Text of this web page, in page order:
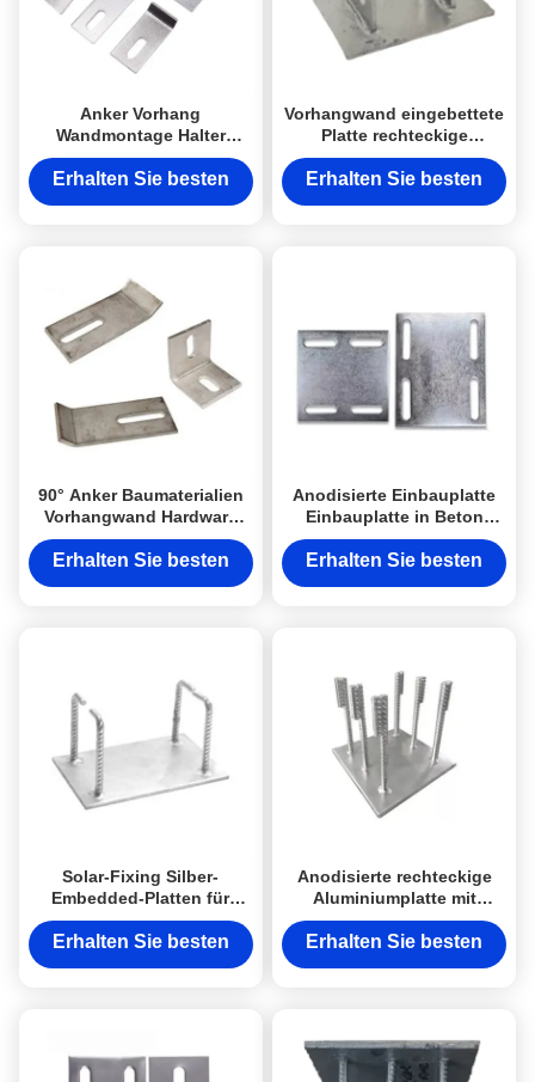
Anker Vorhang
Wandmontage Halter
Schraube Festsetz Anker
Im Gebäude
Erhalten Sie besten
Vorhangwand eingebettete
Platte rechteckige
eingebettete Platte in
Betonwand
Erhalten Sie besten
90° Anker Baumaterialien
Vorhangwand Hardware
Pulver beschichtet
Erhalten Sie besten
Anodisierte Einbauplatte
Einbauplatte in Beton
befestigen
Erhalten Sie besten
Solar-Fixing Silber-
Embedded-Platten für
Beton-Embedded-Platte
Erhalten Sie besten
Anodisierte rechteckige
Aluminiumplatte mit
Kopfstangen
Erhalten Sie besten